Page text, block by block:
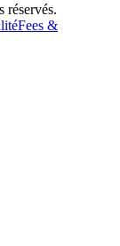
Fees &